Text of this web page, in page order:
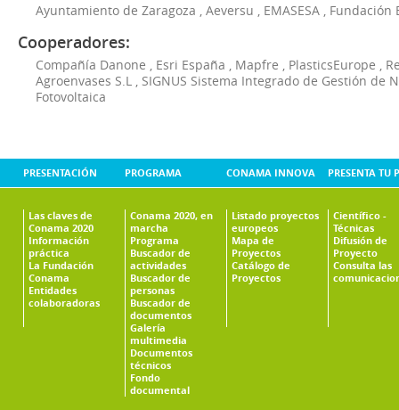
Ayuntamiento de Zaragoza , Aeversu , EMASESA , Fundación
Cooperadores:
Compañía Danone , Esri España , Mapfre , PlasticsEurope ,
Agroenvases S.L , SIGNUS Sistema Integrado de Gestión de
Fotovoltaica
PRESENTACIÓN
Las claves de
Conama 2020
Información
práctica
La Fundación
Conama
Entidades
colaboradoras
PROGRAMA
Conama 2020, en
marcha
Programa
Buscador de
actividades
Buscador de
personas
Buscador de
documentos
Galería
multimedia
Documentos
técnicos
Fondo
documental
CONAMA INNOVA
Listado proyectos
europeos
Mapa de
Proyectos
Catálogo de
Proyectos
PRESENTA TU
Científico -
Técnicas
Difusión de
Proyecto
Consulta las